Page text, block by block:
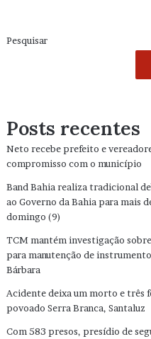
Pesquisar
Posts recentes
Neto recebe prefeito e
compromisso com o município
Band Bahia realiza tradicional
ao Governo da Bahia para mais
domingo (9)
TCM mantém investigação
para manutenção de
Bárbara
Acidente deixa um morto e três
povoado Serra Branca, Santaluz
Com 583 presos, presídio de